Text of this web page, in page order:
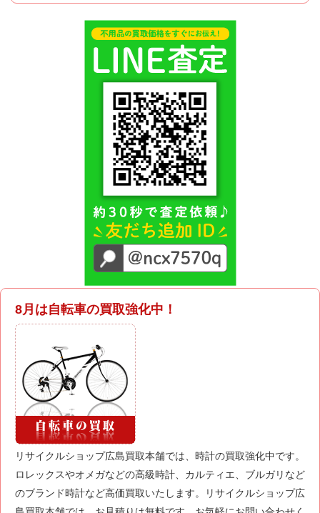
8月は自転車の買取強化中！
リサイクルショップ広島買取本舗では、時計の買取強化中です。
ロレックスやオメガなどの高級時計、カルティエ、ブルガリなど
のブランド時計など高価買取いたします。リサイクルショップ広